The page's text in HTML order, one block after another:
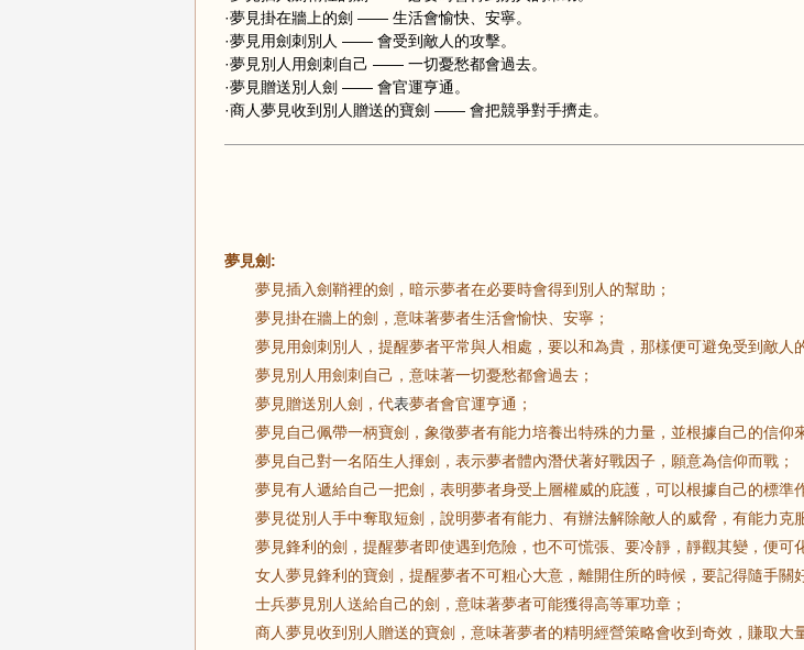
·夢見掛在牆上的劍 —— 生活會愉快、安寧。
·夢見用劍刺別人 —— 會受到敵人的攻擊。
·夢見別人用劍刺自己 —— 一切憂愁都會過去。
·夢見贈送別人劍 —— 會官運亨通。
·商人夢見收到別人贈送的寶劍 —— 會把競爭對手擠走。
夢見劍:
夢見插入劍鞘裡的劍，暗示夢者在必要時會得到別人的幫助；
夢見掛在牆上的劍，意味著夢者生活會愉快、安寧；
夢見用劍刺別人，提醒夢者平常與人相處，要以和為貴，那樣便可避免受到敵人
夢見別人用劍刺自己，意味著一切憂愁都會過去；
夢見贈送別人劍，代表夢者會官運亨通；
夢見自己佩帶一柄寶劍，象徵夢者有能力培養出特殊的力量，並根據自己的信仰
夢見自己對一名陌生人揮劍，表示夢者體內潛伏著好戰因子，願意為信仰而戰；
夢見有人遞給自己一把劍，表明夢者身受上層權威的庇護，可以根據自己的標準
夢見從別人手中奪取短劍，說明夢者有能力、有辦法解除敵人的威脅，有能力克
夢見鋒利的劍，提醒夢者即使遇到危險，也不可慌張、要冷靜，靜觀其變，便可
女人夢見鋒利的寶劍，提醒夢者不可粗心大意，離開住所的時候，要記得隨手關
士兵夢見別人送給自己的劍，意味著夢者可能獲得高等軍功章；
商人夢見收到別人贈送的寶劍，意味著夢者的精明經營策略會收到奇效，賺取大